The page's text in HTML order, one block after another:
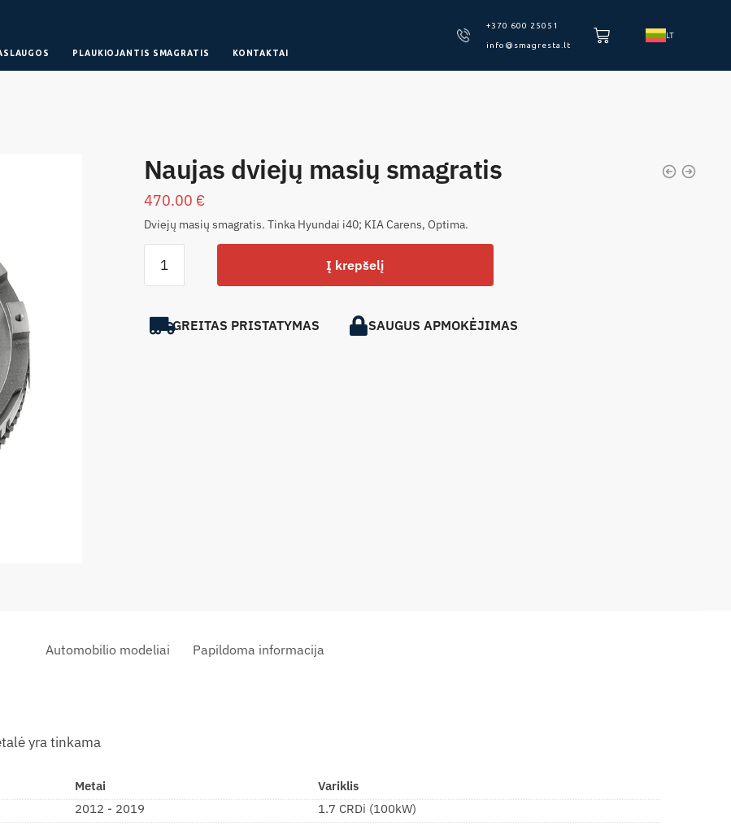
PLAUKIOJANTIS SMAGRATIS KONTAKTAI
+370 600 25051
info@smagresta.lt
LT
Naujas dviejų masių smagratis
470.00 €
Dviejų masių smagratis. Tinka Hyundai i40; KIA Carens, Optima.
Į krepšelį
GREITAS PRISTATYMAS SAUGUS APMOKĖJIMAS
Automobilio modeliai Papildoma informacija
yra tinkama
Metai Variklis
2012 - 2019
1.7 CRDi (100kW)